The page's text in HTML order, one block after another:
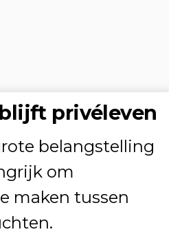
privéleven
belangstelling
om
maken tussen